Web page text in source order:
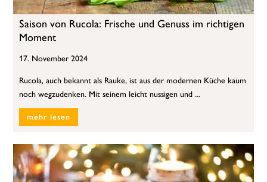
Saison von Rucola: Frische und Genuss im richtigen
Moment
17. November 2024
Rucola, auch bekannt als Rauke, ist aus der modernen Küche kaum
noch wegzudenken. Mit seinem leicht nussigen und ...
mehr lesen